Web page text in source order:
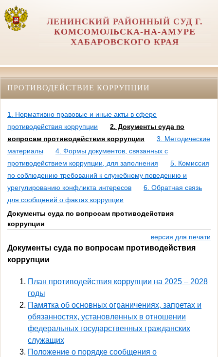
ЛЕНИНСКИЙ РАЙОННЫЙ СУД Г.
КОМСОМОЛЬСКА-НА-АМУРЕ
ХАБАРОВСКОГО КРАЯ
ПРОТИВОДЕЙСТВИЕ КОРРУПЦИИ
1. Нормативно правовые и иные акты в сфере
противодействия коррупции
2. Документы суда по
вопросам противодействия коррупции
3. Методические
материалы
4. Формы документов, связанных с
противодействием коррупции, для заполнения
5. Комиссия
по соблюдению требований к служебному поведению и
урегулированию конфликта интересов
6. Обратная связь
для сообщений о фактах коррупции
Документы суда по вопросам противодействия
коррупции
версия для печати
Документы суда по вопросам противодействия
коррупции
План противодействия коррупции на 2025 – 2028
годы
Памятка об основных ограничениях, запретах и
обязанностях, установленных в отношении
федеральных государственных гражданских
служащих
Положение о порядке сообщения о